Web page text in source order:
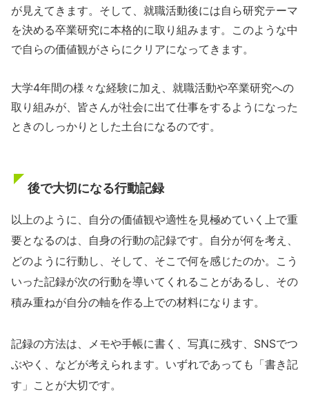
が見えてきます。そして、就職活動後には自ら研究テーマ
を決める卒業研究に本格的に取り組みます。このような中
で自らの価値観がさらにクリアになってきます。
大学4年間の様々な経験に加え、就職活動や卒業研究への
取り組みが、皆さんが社会に出て仕事をするようになった
ときのしっかりとした土台になるのです。
後で大切になる行動記録
以上のように、自分の価値観や適性を見極めていく上で重
要となるのは、自身の行動の記録です。自分が何を考え、
どのように行動し、そして、そこで何を感じたのか。こう
いった記録が次の行動を導いてくれることがあるし、その
積み重ねが自分の軸を作る上での材料になります。
記録の方法は、メモや手帳に書く、写真に残す、SNSでつ
ぶやく、などが考えられます。いずれであっても「書き記
す」ことが大切です。